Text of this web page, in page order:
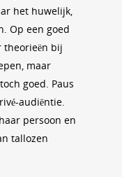
het huwelijk,
Op een goed
theorieën bij
maar
goed. Paus
audiëntie.
persoon en
tallozen